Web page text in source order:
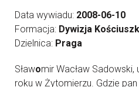
Data wywiadu: 2008-06-10
Formacja: Dywizja
Dzielnica: Praga
Sławomir Wacław
roku w Żytomierzu. Gdzie